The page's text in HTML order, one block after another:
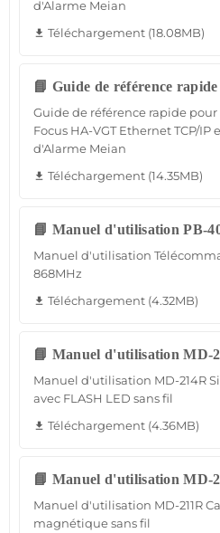
d'Alarme Meian
file_download Téléchargement (18.08MB)
📘 Guide de référence
Guide de référence rapide pour
Focus HA-VGT Ethernet TCP/IP
d'Alarme Meian
file_download Téléchargement (14.35MB)
📘 Manuel d'utilisation PB-
Manuel d'utilisation
868MHz
file_download Téléchargement (4.32MB)
📘 Manuel d'utilisation MD-
Manuel d'utilisation MD-214R
avec FLASH LED sans fil
file_download Téléchargement (4.36MB)
📘 Manuel d'utilisation MD-
Manuel d'utilisation MD-211R
magnétique sans fil